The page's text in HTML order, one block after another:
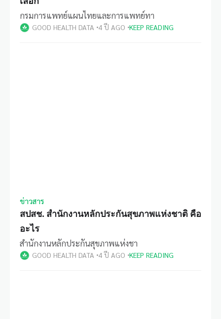
กรมการแพทย์แผนไทยและการแพทย์ทา
GOOD HEALTH DATA 4 ปี AGO KEEP READING
ข่าวสาร
สปสช. สำนักงานหลักประกันสุขภาพแห่งชาติ คือ
อะไร
สำนักงานหลักประกันสุขภาพแห่งชา
GOOD HEALTH DATA 4 ปี AGO KEEP READING